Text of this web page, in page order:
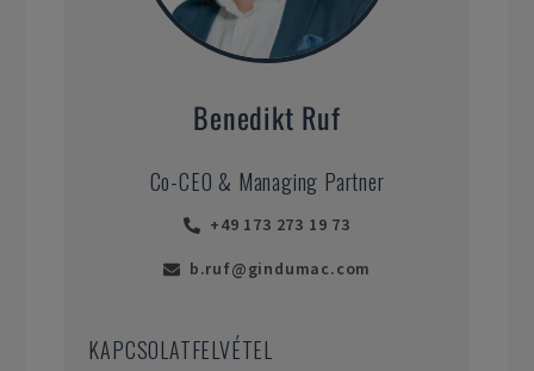
Benedikt Ruf
Co-CEO & Managing Partner
+49 173 273 19 73
b.ruf@gindumac.com
KAPCSOLATFELVÉTEL